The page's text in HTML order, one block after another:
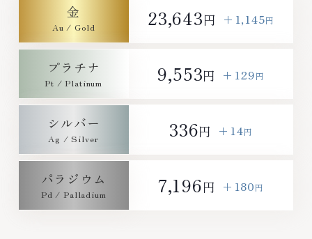
金 23,643円 +1,145円
プラチナ 9,553円 +129円
シルバー 336円 +14円
パラジウム 7,196円 +180円